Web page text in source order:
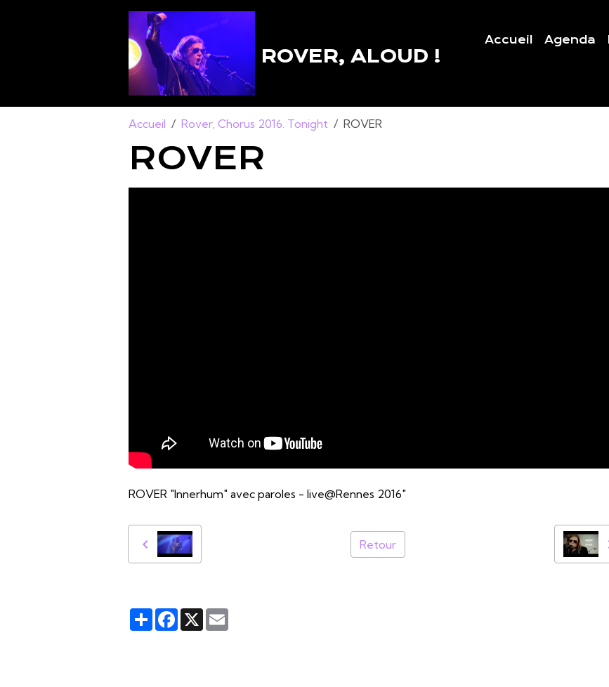
ROVER, ALOUD !
Accueil Agenda
Accueil Rover, Chorus 2016. Tonight ROVER
ROVER
ROVER "Innerhum" avec paroles - live@Rennes 2016"
Retour
PartagerFacebook
X